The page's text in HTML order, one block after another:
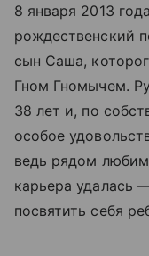
8 января 2013
рождественский
сын Саша,
Гном Гномычем.
38 лет и, по
особое
ведь рядом
карьера удалась
посвятить себя